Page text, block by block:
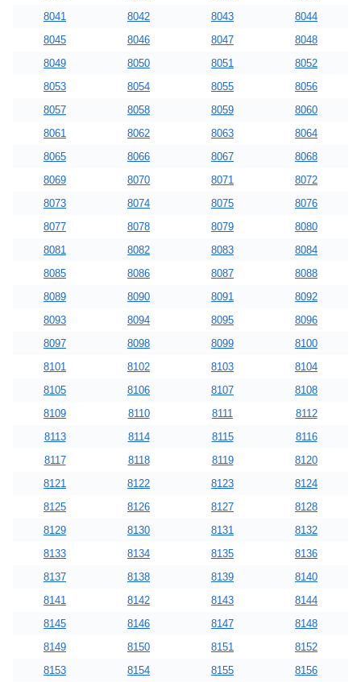
8041
8042 8043
8044
8045
8046 8047
8048
8049
8050 8051
8052
8053
8054 8055
8056
8057
8058 8059
8060
8061
8062 8063
8064
8065
8066 8067
8068
8069
8070 8071
8072
8073
8074 8075
8076
8077
8078 8079
8080
8081
8082 8083
8084
8085
8086 8087
8088
8089
8090 8091
8092
8093
8094 8095
8096
8097
8098 8099
8100
8101
8102 8103
8104
8105
8106 8107
8108
8109
8110 8111
8112
8113
8114 8115
8116
8117
8118 8119
8120
8121
8122 8123
8124
8125
8126 8127
8128
8129
8130 8131
8132
8133
8134 8135
8136
8137
8138 8139
8140
8141
8142 8143
8144
8145
8146 8147
8148
8149
8150 8151
8152
8153
8154 8155
8156